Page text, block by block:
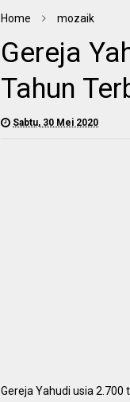
Home mozaik
Gereja
Tahun
Sabtu, 30 Mei 2020
Gereja Yahudi usia